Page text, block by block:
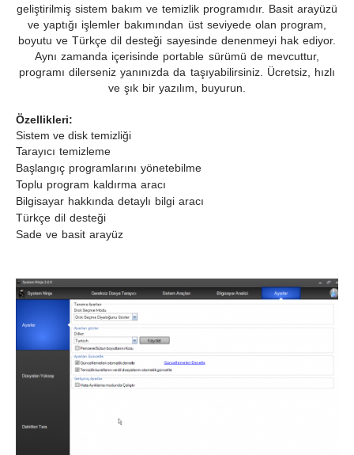
geliştirilmiş sistem bakım ve temizlik programıdır. Basit arayüzü
ve yaptığı işlemler bakımından üst seviyede olan program,
boyutu ve Türkçe dil desteği sayesinde denenmeyi hak ediyor.
Aynı zamanda içerisinde portable sürümü de mevcuttur,
programı dilerseniz yanınızda da taşıyabilirsiniz. Ücretsiz, hızlı
ve şık bir yazılım, buyurun.
Özellikleri:
Sistem ve disk temizliği
Tarayıcı temizleme
Başlangıç programlarını yönetebilme
Toplu program kaldırma aracı
Bilgisayar hakkında detaylı bilgi aracı
Türkçe dil desteği
Sade ve basit arayüz